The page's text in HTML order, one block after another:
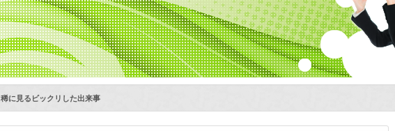
稀に見るビックリした出来事